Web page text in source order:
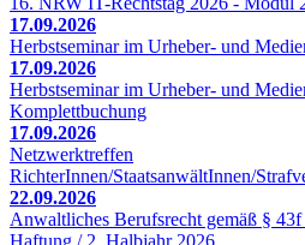
17.09.2026
Herbstseminar im Urheber- und
17.09.2026
Herbstseminar im Urheber- und
Komplettbuchung
17.09.2026
Netzwerktreffen
RichterInnen/StaatsanwältInnen/
22.09.2026
Anwaltliches Berufsrecht gemäß §
Haftung / 2. Halbjahr 2026